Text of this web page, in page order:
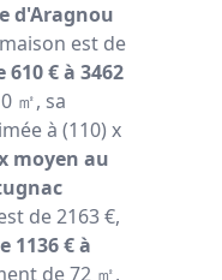
d'Aragnou
est de
€ à 3462
㎡, sa
à (110) x
moyen au
de 2163 €,
1136 € à
de 72 ㎡,